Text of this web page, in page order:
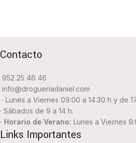
Contacto
952 25 46 46
info@drogueriadaniel.com
· Lunes a Viernes 09:00 a 14:30 h y de
· Sábados de 9 a 14 h.
· Horario de Verano: Lunes a Viernes
Links Importantes